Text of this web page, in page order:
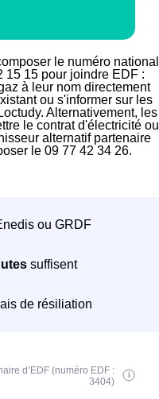
le numéro national
15 15 pour joindre EDF :
à leur nom directement
ou s'informer sur les
Alternativement, les
le contrat d'électricité ou
alternatif partenaire
le 09 77 42 34 26.
ou GRDF
suffisent
de résiliation
d’EDF (numéro EDF :
3404)